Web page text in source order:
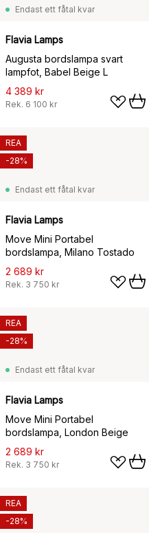
Endast ett fåtal kvar
Flavia Lamps
Augusta bordslampa svart
lampfot, Babel Beige L
4 389 kr
Rek. 6 100 kr
Endast ett fåtal kvar
Flavia Lamps
Move Mini Portabel
bordslampa, Milano Tostado
2 689 kr
Rek. 3 750 kr
REA
-28%
Endast ett fåtal kvar
Flavia Lamps
Move Mini Portabel
bordslampa, London Beige
2 689 kr
Rek. 3 750 kr
REA
-28%
REA
-28%